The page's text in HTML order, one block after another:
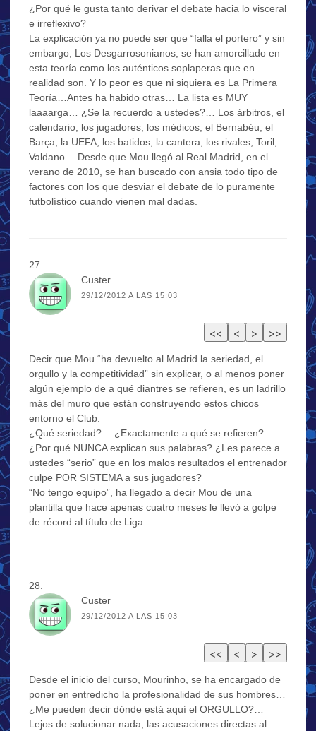
¿Por qué le gusta tanto derivar el debate hacia lo visceral
e irreflexivo?
La explicación ya no puede ser que “falla el portero” y sin
embargo, Los Desgarrosonianos, se han amorcillado en
esta teoría como los auténticos soplaperas que en
realidad son. Y lo peor es que ni siquiera es La Primera
Teoría…Antes ha habido otras… La lista es MUY
laaaarga… ¿Se la recuerdo a ustedes?… Los árbitros, el
calendario, los jugadores, los médicos, el Bernabéu, el
Barça, la UEFA, los batidos, la cantera, los rivales, Toril,
Valdano… Desde que Mou llegó al Real Madrid, en el
verano de 2010, se han buscado con ansia todo tipo de
factores con los que desviar el debate de lo puramente
futbolístico cuando vienen mal dadas.
Custer
29/12/2012 A LAS 15:03
Decir que Mou “ha devuelto al Madrid la seriedad, el
orgullo y la competitividad” sin explicar, o al menos poner
algún ejemplo de a qué diantres se refieren, es un ladrillo
más del muro que están construyendo estos chicos
entorno el Club.
¿Qué seriedad?… ¿Exactamente a qué se refieren?
¿Por qué NUNCA explican sus palabras? ¿Les parece a
ustedes “serio” que en los malos resultados el entrenador
culpe POR SISTEMA a sus jugadores?
“No tengo equipo”, ha llegado a decir Mou de una
plantilla que hace apenas cuatro meses le llevó a golpe
de récord al título de Liga.
Custer
29/12/2012 A LAS 15:03
Desde el inicio del curso, Mourinho, se ha encargado de
poner en entredicho la profesionalidad de sus hombres…
¿Me pueden decir dónde está aquí el ORGULLO?…
Lejos de solucionar nada, las acusaciones directas al